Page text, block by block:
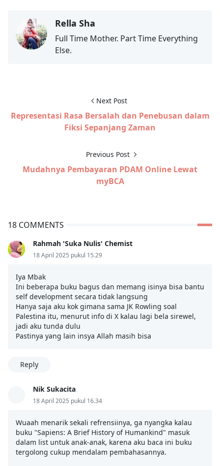
Rella Sha
Full Time Mother. Part Time Everything
Else.
Next Post
Representasi Rasa Bersalah dan Penebusan dalam
Fiksi Sepanjang Zaman
Previous Post
Mudahnya Pembayaran PDAM Online Lewat
myBCA
18 COMMENTS
Rahmah 'Suka Nulis' Chemist
18 April 2025 pukul 15.29
Iya Mbak
Ini beberapa buku bagus dan memang isinya bisa bantu
self development secara tidak langsung
Hanya saja aku kok gimana sama JK Rowling soal
Palestina itu, menurut info di X kalau lagi bela sirewel,
jadi aku tunda dulu
Pastinya yang lain insya Allah masih bisa
Reply
Nik Sukacita
18 April 2025 pukul 16.34
Wuaah menarik sekali refrensiinya, ga nyangka kalau
buku "Sapiens: A Brief History of Humankind" masuk
dalam list untuk anak-anak, karena aku baca ini buku
tergolong cukup mendalam pembahasannya.